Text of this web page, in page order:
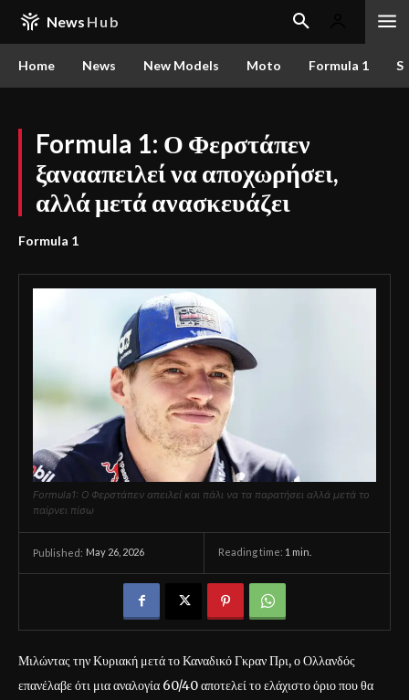
News Hub
Home News New Models Moto Formula 1
Formula 1: Ο Φερστάπεν
ξανααπειλεί να αποχωρήσει,
αλλά μετά ανασκευάζει
Formula 1
Formula1: Ο Φερστάπεν απειλεί και πάλι να τα παρατήσει αλλά μετά το
παίρνει πίσω
Published: May 26, 2026 Reading time: 1 min.
Μιλώντας την Κυριακή μετά το Καναδικό Γκραν Πρι, ο Ολλανδός
επανέλαβε ότι μια αναλογία 60/40 αποτελεί το ελάχιστο όριο που θα